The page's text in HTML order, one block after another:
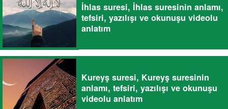
İhlas suresi, İhlas suresinin anlamı,
tefsiri, yazılışı ve okunuşu videolu
anlatım
Kureyş suresi, Kureyş suresinin
anlamı, tefsiri, yazılışı ve okunuşu
videolu anlatım